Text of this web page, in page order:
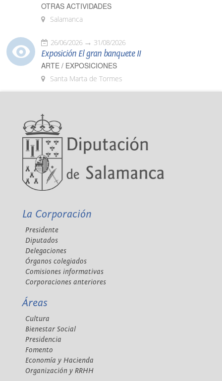
OTRAS ACTIVIDADES
Salamanca
26/06/2026 31/08/2026
Exposición El gran banquete II
ARTE / EXPOSICIONES
Santa Marta de Tormes
La Corporación
Presidente
Diputados
Delegaciones
Órganos colegiados
Comisiones informativas
Corporaciones anteriores
Áreas
Cultura
Bienestar Social
Presidencia
Fomento
Economía y Hacienda
Organización y RRHH